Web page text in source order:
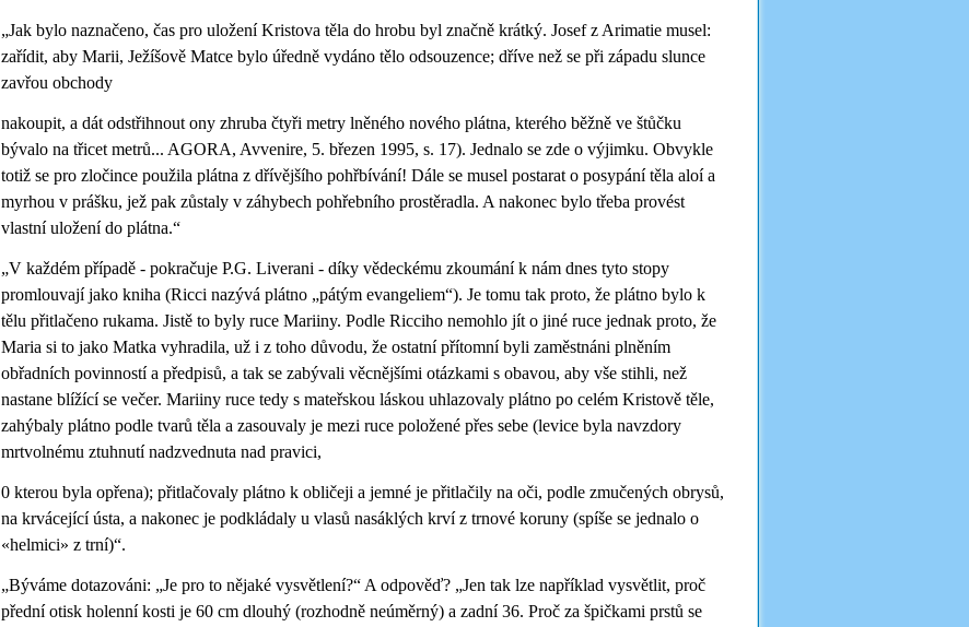
„Jak bylo naznačeno, čas pro uložení Kristova těla do hrobu byl značně krátký. Josef z Arimatie musel:
zařídit, aby Marii, Ježíšově Matce bylo úředně vydáno tělo odsouzence; dříve než se při západu slunce
zavřou obchody
nakoupit, a dát odstřihnout ony zhruba čtyři metry lněného nového plátna, kterého běžně ve štůčku
bývalo na třicet metrů... AGORA, Avvenire, 5. březen 1995, s. 17). Jednalo se zde o výjimku. Obvykle
totiž se pro zločince použila plátna z dřívějšího pohřbívání! Dále se musel postarat o posypání těla aloí a
myrhou v prášku, jež pak zůstaly v záhybech pohřebního prostěradla. A nakonec bylo třeba provést
vlastní uložení do plátna.“
„V každém případě - pokračuje P.G. Liverani - díky vědeckému zkoumání k nám dnes tyto stopy
promlouvají jako kniha (Ricci nazývá plátno „pátým evangeliem“). Je tomu tak proto, že plátno bylo k
tělu přitlačeno rukama. Jistě to byly ruce Mariiny. Podle Ricciho nemohlo jít o jiné ruce jednak proto, že
Maria si to jako Matka vyhradila, už i z toho důvodu, že ostatní přítomní byli zaměstnáni plněním
obřadních povinností a předpisů, a tak se zabývali věcnějšími otázkami s obavou, aby vše stihli, než
nastane blížící se večer. Mariiny ruce tedy s mateřskou láskou uhlazovaly plátno po celém Kristově těle,
zahýbaly plátno podle tvarů těla a zasouvaly je mezi ruce položené přes sebe (levice byla navzdory
mrtvolnému ztuhnutí nadzvednuta nad pravici,
0 kterou byla opřena); přitlačovaly plátno k obličeji a jemné je přitlačily na oči, podle zmučených obrysů,
na krvácející ústa, a nakonec je podkládaly u vlasů nasáklých krví z trnové koruny (spíše se jednalo o
«helmici» z trní)“.
„Býváme dotazováni: „Je pro to nějaké vysvětlení?“ A odpověď? „Jen tak lze například vysvětlit, proč
přední otisk holenní kosti je 60 cm dlouhý (rozhodně neúměrný) a zadní 36. Proč za špičkami prstů se